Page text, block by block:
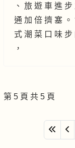
、 旅 遊 車 進
通 加 倍 擠 塞
式 潮 菜 口 味 步
，
第 5 頁 共 5 頁